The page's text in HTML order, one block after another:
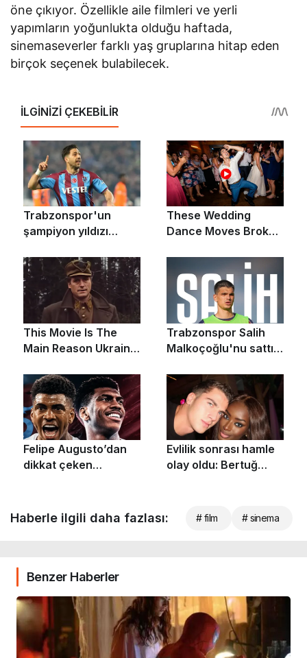
öne çıkıyor. Özellikle aile filmleri ve yerli
yapımların yoğunlukta olduğu haftada,
sinemaseverler farklı yaş gruplarına hitap eden
birçok seçenek bulabilecek.
Haberle ilgili daha fazlası: # film # sinema
Benzer Haberler